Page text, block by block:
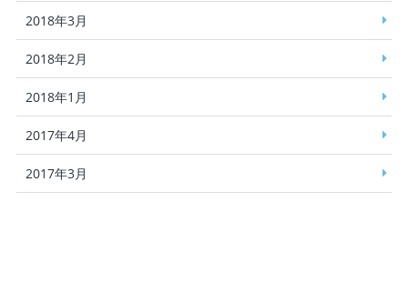
2018年3月
2018年2月
2018年1月
2017年4月
2017年3月